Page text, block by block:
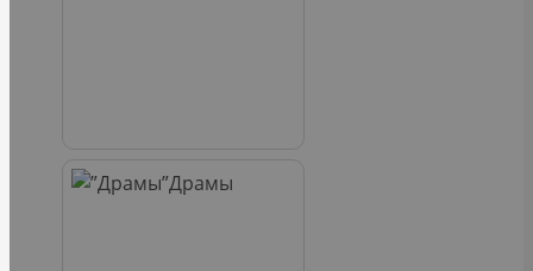
Драмы